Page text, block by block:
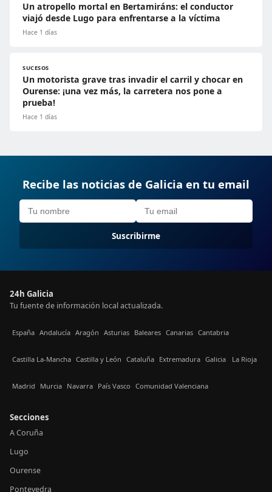
Un atropello mortal en Bertamiráns: el conductor
viajó desde Lugo para enfrentarse a la víctima
Hace 1 días
SUCESOS
Un motorista grave tras invadir el carril y chocar en
Ourense: ¡una vez más, la carretera nos pone a
prueba!
Hace 1 días
Recibe las noticias de Galicia en tu email
Suscribirme
24h Galicia
Tu fuente de información local actualizada.
España Andalucía Aragón Asturias Baleares Canarias Cantabria
Castilla La-Mancha Castilla y León Cataluña Extremadura Galicia La Rioja
Madrid Murcia Navarra País Vasco Comunidad Valenciana
Secciones
A Coruña
Lugo
Ourense
Pontevedra